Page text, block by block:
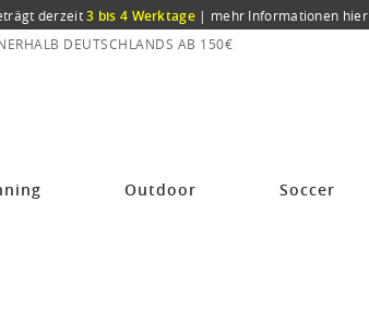
derzeit3 bis 4 Werktage | mehr Informationen hier
DEUTSCHLANDS AB 150€
Outdoor Soccer